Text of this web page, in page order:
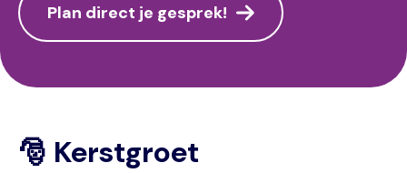
Plan direct je gesprek!
🎅 Kerstgroet